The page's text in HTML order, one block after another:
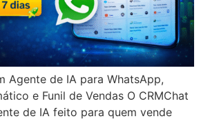
Agente de IA para WhatsApp,
e Funil de Vendas O CRMChat
de IA feito para quem vende